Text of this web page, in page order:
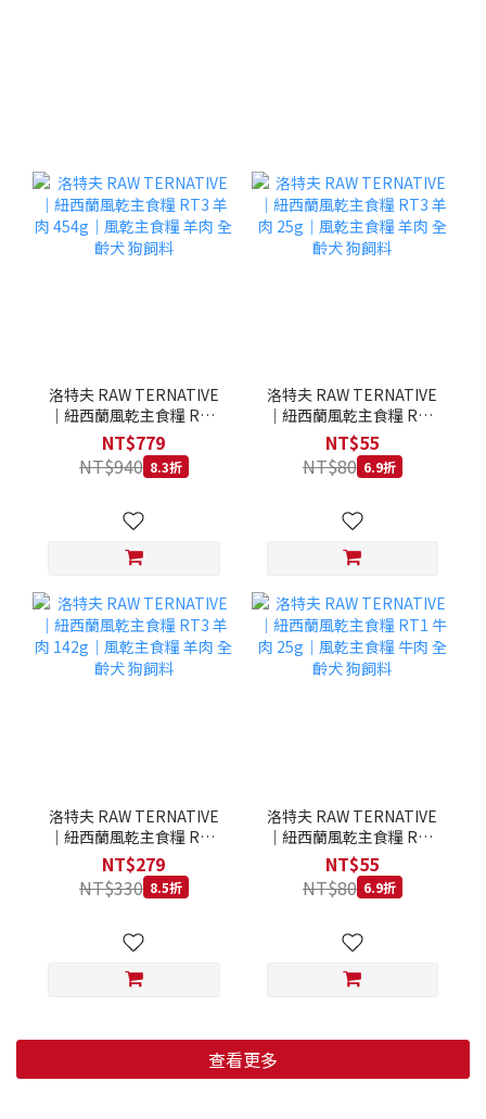
洛特夫 RAW TERNATIVE
｜紐西蘭風乾主食糧 RT3
羊肉 454g｜風乾主食糧 羊
肉 全齡犬 狗飼料
NT$779
NT$940 8.3折
洛特夫 RAW TERNATIVE
｜紐西蘭風乾主食糧 RT3
羊肉 25g｜風乾主食糧 羊
肉 全齡犬 狗飼料
NT$55
NT$80 6.9折
洛特夫 RAW TERNATIVE
｜紐西蘭風乾主食糧 RT3
羊肉 142g｜風乾主食糧 羊
肉 全齡犬 狗飼料
NT$279
NT$330 8.5折
洛特夫 RAW TERNATIVE
｜紐西蘭風乾主食糧 RT1
牛肉 25g｜風乾主食糧 牛
肉 全齡犬 狗飼料
NT$55
NT$80 6.9折
查看更多